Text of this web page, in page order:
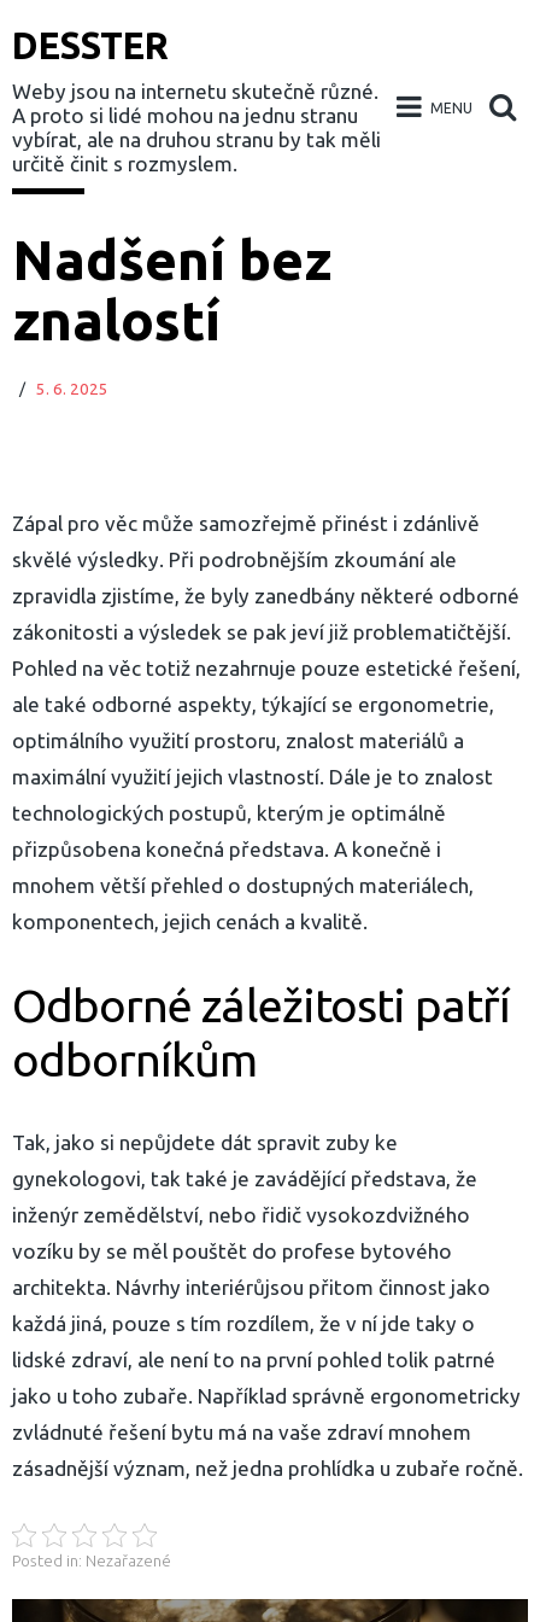
DESSTER
Weby jsou na internetu skutečně různé.
A proto si lidé mohou na jednu stranu
vybírat, ale na druhou stranu by tak měli
určitě činit s rozmyslem.
MENU
content
Nadšení bez
znalostí
/ 5. 6. 2025
Zápal pro věc může samozřejmě přinést i zdánlivě
skvělé výsledky. Při podrobnějším zkoumání ale
zpravidla zjistíme, že byly zanedbány některé odborné
zákonitosti a výsledek se pak jeví již problematičtější.
Pohled na věc totiž nezahrnuje pouze estetické řešení,
ale také odborné aspekty, týkající se ergonometrie,
optimálního využití prostoru, znalost materiálů a
maximální využití jejich vlastností. Dále je to znalost
technologických postupů, kterým je optimálně
přizpůsobena konečná představa. A konečně i
mnohem větší přehled o dostupných materiálech,
komponentech, jejich cenách a kvalitě.
Odborné záležitosti patří
odborníkům
Tak, jako si nepůjdete dát spravit zuby ke
gynekologovi, tak také je zavádějící představa, že
inženýr zemědělství, nebo řidič vysokozdvižného
vozíku by se měl pouštět do profese bytového
architekta. Návrhy interiérůjsou přitom činnost jako
každá jiná, pouze s tím rozdílem, že v ní jde taky o
lidské zdraví, ale není to na první pohled tolik patrné
jako u toho zubaře. Například správně ergonometricky
zvládnuté řešení bytu má na vaše zdraví mnohem
zásadnější význam, než jedna prohlídka u zubaře ročně.
Posted in: Nezařazené